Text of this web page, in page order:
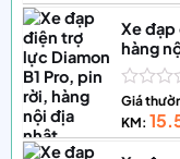
0
5
sao
Xe đạp
hàng
Được
xếp
hạng
0
Giá
KM: